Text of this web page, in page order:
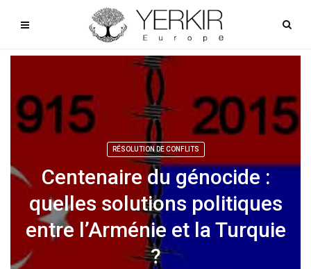
RÉSOLUTION DE CONFLITS
Centenaire du génocide :
quelles solutions politiques
entre l’Arménie et la Turquie
?